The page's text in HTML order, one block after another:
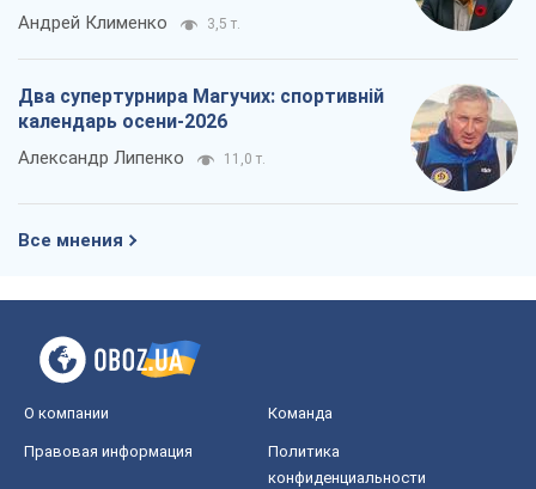
Андрей Клименко 3,5 т.
Два супертурнира Магучих: спортивній
календарь осени-2026
Александр Липенко 11,0 т.
Все мнения
О компании Команда
Правовая информация
Политика
конфиденциальности